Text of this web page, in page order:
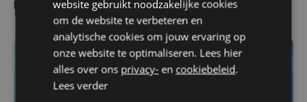
Pieters Bruggewebsite gebruikt noodzakelijke cookies
om de website te verbeteren en
analytische cookies om jouw ervaring op
onze website te optimaliseren. Lees hier
alles over ons privacy- en cookiebeleid.
Lees verder